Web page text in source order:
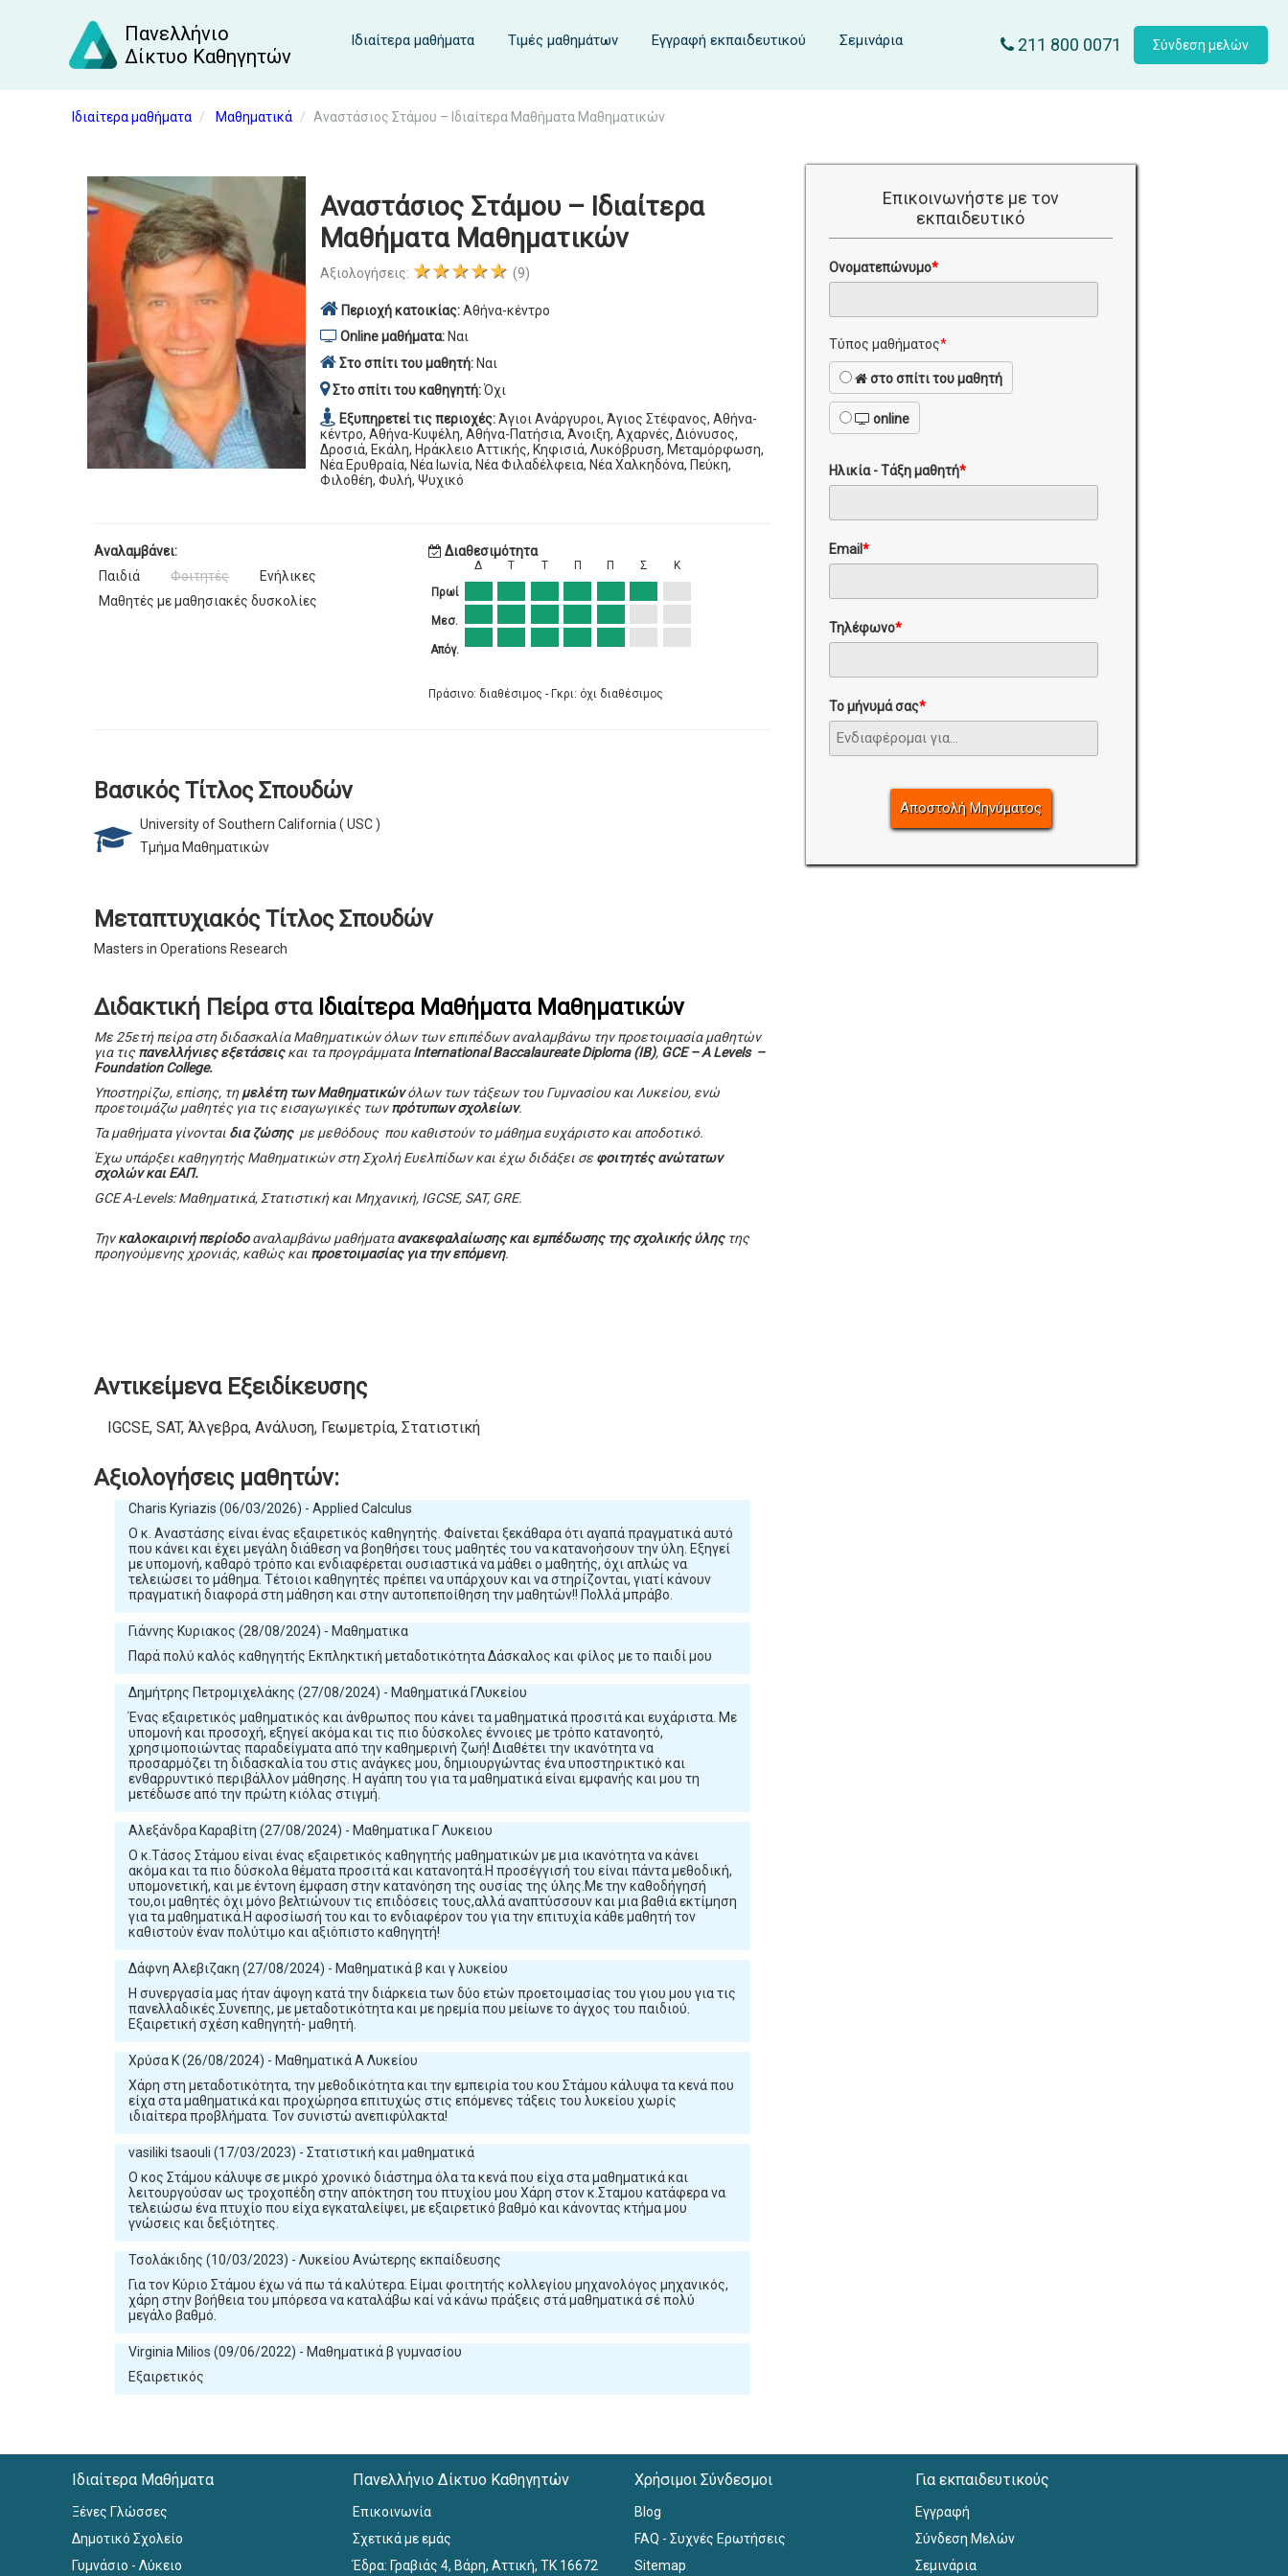
Πανελλήνιο
Δίκτυο Καθηγητών
Ιδιαίτερα μαθήματα Τιμές μαθημάτων Εγγραφή εκπαιδευτικού Σεμινάρια 211 800 0071 Σύνδεση μελών
Ιδιαίτερα μαθήματα Μαθηματικά Αναστάσιος Στάμου – Ιδιαίτερα Μαθήματα Μαθηματικών
Αναστάσιος Στάμου – Ιδιαίτερα
Μαθήματα Μαθηματικών
Αξιολογήσεις: ★★★★★ (9)
Περιοχή κατοικίας:Αθήνα-κέντρο
Online μαθήματα:Ναι
Στο σπίτι του μαθητή:Ναι
Στο σπίτι του καθηγητή:Όχι
Εξυπηρετεί τις περιοχές:Άγιοι Ανάργυροι, Άγιος Στέφανος, Αθήνα-
κέντρο, Αθήνα-Κυψέλη, Αθήνα-Πατήσια, Άνοιξη, Αχαρνές, Διόνυσος,
Δροσιά, Εκάλη, Ηράκλειο Αττικής, Κηφισιά, Λυκόβρυση, Μεταμόρφωση,
Νέα Ερυθραία, Νέα Ιωνία, Νέα Φιλαδέλφεια, Νέα Χαλκηδόνα, Πεύκη,
Φιλοθέη, Φυλή, Ψυχικό
Αναλαμβάνει:
Παιδιά
Φοιτητές
Ενήλικες
Μαθητές με μαθησιακές δυσκολίες
Διαθεσιμότητα
Πρωί
Μεσ.
Απόγ.
Δ Τ Τ Π Π Σ Κ
Πράσινο: διαθέσιμος - Γκρι: όχι διαθέσιμος
Βασικός Τίτλος Σπουδών
University of Southern California ( USC )
Τμήμα Μαθηματικών
Μεταπτυχιακός Τίτλος Σπουδών
Masters in Operations Research
Διδακτική Πείρα στα Ιδιαίτερα Μαθήματα Μαθηματικών
Με 25ετή πείρα στη διδασκαλία Μαθηματικών όλων των επιπέδων αναλαμβάνω την προετοιμασία μαθητών
για τις πανελλήνιες εξετάσειςκαι τα προγράμματαInternational Baccalaureate Diploma (IB), GCE – A Levels –
Foundation College.
Υποστηρίζω, επίσης, τημελέτη των Μαθηματικώνόλων των τάξεων του Γυμνασίου και Λυκείου, ενώ
προετοιμάζω μαθητές για τις εισαγωγικές τωνπρότυπων σχολείων.
Τα μαθήματα γίνονται δια ζώσηςμε μεθόδους που καθιστούν το μάθημα ευχάριστο και αποδοτικό.
Έχω υπάρξει καθηγητής Μαθηματικών στη Σχολή Ευελπίδων και έχω διδάξει σε φοιτητές ανώτατων
σχολών και ΕΑΠ.
GCE A-Levels: Μαθηματικά, Στατιστική και Μηχανική, IGCSE, SAT, GRE.
Τηνκαλοκαιρινή περίοδοαναλαμβάνω μαθήματαανακεφαλαίωσης και εμπέδωσης της σχολικής ύληςτης
προηγούμενης χρονιάς, καθώς και προετοιμασίας για την επόμενη.
Αντικείμενα Εξειδίκευσης
IGCSE, SAT, Άλγεβρα, Ανάλυση, Γεωμετρία, Στατιστική
Αξιολογήσεις μαθητών:
Charis Kyriazis (06/03/2026) - Applied Calculus
Ο κ. Αναστάσης είναι ένας εξαιρετικός καθηγητής. Φαίνεται ξεκάθαρα ότι αγαπά πραγματικά αυτό
που κάνει και έχει μεγάλη διάθεση να βοηθήσει τους μαθητές του να κατανοήσουν την ύλη. Εξηγεί
με υπομονή, καθαρό τρόπο και ενδιαφέρεται ουσιαστικά να μάθει ο μαθητής, όχι απλώς να
τελειώσει το μάθημα. Τέτοιοι καθηγητές πρέπει να υπάρχουν και να στηρίζονται, γιατί κάνουν
πραγματική διαφορά στη μάθηση και στην αυτοπεποίθηση την μαθητών!! Πολλά μπράβο.
Γιάννης Κυριακος (28/08/2024) - Μαθηματικα
Παρά πολύ καλός καθηγητής Εκπληκτική μεταδοτικότητα Δάσκαλος και φίλος με το παιδί μου
Δημήτρης Πετρομιχελάκης (27/08/2024) - Μαθηματικά ΓΛυκείου
Ένας εξαιρετικός μαθηματικός και άνθρωπος που κάνει τα μαθηματικά προσιτά και ευχάριστα. Με
υπομονή και προσοχή, εξηγεί ακόμα και τις πιο δύσκολες έννοιες με τρόπο κατανοητό,
χρησιμοποιώντας παραδείγματα από την καθημερινή ζωή! Διαθέτει την ικανότητα να
προσαρμόζει τη διδασκαλία του στις ανάγκες μου, δημιουργώντας ένα υποστηρικτικό και
ενθαρρυντικό περιβάλλον μάθησης. Η αγάπη του για τα μαθηματικά είναι εμφανής και μου τη
μετέδωσε από την πρώτη κιόλας στιγμή.
Αλεξάνδρα Καραβίτη (27/08/2024) - Μαθηματικα Γ Λυκειου
Ο κ.Τάσος Στάμου είναι ένας εξαιρετικός καθηγητής μαθηματικών με μια ικανότητα να κάνει
ακόμα και τα πιο δύσκολα θέματα προσιτά και κατανοητά.Η προσέγγισή του είναι πάντα μεθοδική,
υπομονετική, και με έντονη έμφαση στην κατανόηση της ουσίας της ύλης.Με την καθοδήγησή
του,οι μαθητές όχι μόνο βελτιώνουν τις επιδόσεις τους,αλλά αναπτύσσουν και μια βαθιά εκτίμηση
για τα μαθηματικά.Η αφοσίωσή του και το ενδιαφέρον του για την επιτυχία κάθε μαθητή τον
καθιστούν έναν πολύτιμο και αξιόπιστο καθηγητή!
Δάφνη Αλεβιζακη (27/08/2024) - Μαθηματικά β και γ λυκείου
Η συνεργασία μας ήταν άψογη κατά την διάρκεια των δύο ετών προετοιμασίας του γιου μου για τις
πανελλαδικές.Συνεπης, με μεταδοτικότητα και με ηρεμία που μείωνε το άγχος του παιδιού.
Εξαιρετική σχέση καθηγητή- μαθητή.
Χρύσα Κ (26/08/2024) - Μαθηματικά Α Λυκείου
Χάρη στη μεταδοτικότητα, την μεθοδικότητα και την εμπειρία του κου Στάμου κάλυψα τα κενά που
είχα στα μαθηματικά και προχώρησα επιτυχώς στις επόμενες τάξεις του λυκείου χωρίς
ιδιαίτερα προβλήματα. Τον συνιστώ ανεπιφύλακτα!
vasiliki tsaouli (17/03/2023) - Στατιστική και μαθηματικά
Ο κος Στάμου κάλυψε σε μικρό χρονικό διάστημα όλα τα κενά που είχα στα μαθηματικά και
λειτουργούσαν ως τροχοπέδη στην απόκτηση του πτυχίου μου Χάρη στον κ.Σταμου κατάφερα να
τελειώσω ένα πτυχίο που είχα εγκαταλείψει, με εξαιρετικό βαθμό και κάνοντας κτήμα μου
γνώσεις και δεξιότητες.
Τσολάκιδης (10/03/2023) - Λυκείου Ανώτερης εκπαίδευσης
Για τον Κύριο Στάμου έχω νά πω τά καλύτερα. Είμαι φοιτητής κολλεγίου μηχανολόγος μηχανικός,
χάρη στην βοήθεια του μπόρεσα να καταλάβω καί νά κάνω πράξεις στά μαθηματικά σέ πολύ
μεγάλο βαθμό.
Virginia Milios (09/06/2022) - Μαθηματικά β γυμνασίου
Εξαιρετικός
Επικοινωνήστε με τον
εκπαιδευτικό
Ονοματεπώνυμο*
Τύπος μαθήματος*
στο σπίτι του μαθητή
online
Ηλικία - Τάξη μαθητή*
Email*
Τηλέφωνο*
Το μήνυμά σας*
Ιδιαίτερα Μαθήματα
Ξένες Γλώσσες
Δημοτικό Σχολείο
Γυμνάσιο - Λύκειο
Πανελλήνιο Δίκτυο Καθηγητών
Επικοινωνία
Σχετικά με εμάς
Έδρα: Γραβιάς 4, Βάρη, Αττική, ΤΚ 16672
Χρήσιμοι Σύνδεσμοι
Blog
FAQ - Συχνές Ερωτήσεις
Sitemap
Για εκπαιδευτικούς
Εγγραφή
Σύνδεση Μελών
Σεμινάρια